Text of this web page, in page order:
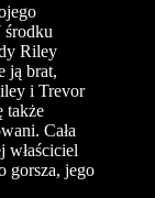
środku
Riley
ją brat,
i Trevor
także
Cała
właściciel
gorsza, jego